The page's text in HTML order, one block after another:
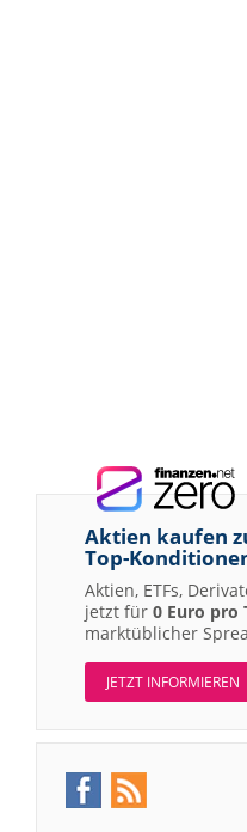
Aktien kaufen
Top-
Aktien, ETFs,
jetzt für 0 Euro pro
marktüblicher
JETZT INFORMIEREN